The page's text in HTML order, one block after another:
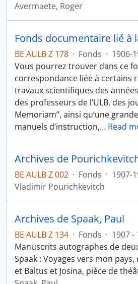
Avermaete, Roger
BE AULB Z 178 · Fonds · 1906-
Vous pourrez trouver dans ce
correspondance liée à certains
travaux scientifiques des
des professeurs de l’ULB, des
Memoriam”, ainsi qu’une
manuels d’instruction,… Read
Archives de
BE AULB Z 002 · Fonds · 1907-
Vladimir Pourichkevitch
Archives de Spaak, Paul
BE AULB Z 134 · Fonds · 1907 -
Manuscrits autographes de
Spaak : Voyages vers mon
et Baltus et Josina, pièce de